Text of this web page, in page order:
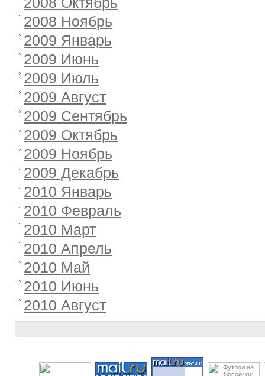
2008 Ноябрь
2009 Январь
2009 Июнь
2009 Июль
2009 Август
2009 Сентябрь
2009 Октябрь
2009 Ноябрь
2009 Декабрь
2010 Январь
2010 Февраль
2010 Март
2010 Апрель
2010 Май
2010 Июнь
2010 Август